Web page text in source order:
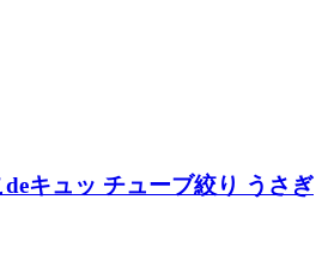
キュッ チューブ絞り うさぎ